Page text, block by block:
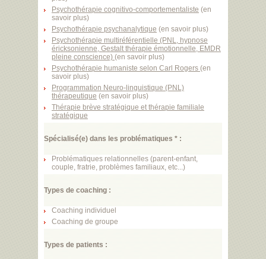
Psychothérapie cognitivo-comportementaliste (en
savoir plus)
Psychothérapie psychanalytique (en savoir plus)
Psychothérapie multiréférentielle (PNL, hypnose
éricksonienne, Gestalt thérapie émotionnelle, EMDR
pleine conscience) (en savoir plus)
Psychothérapie humaniste selon Carl Rogers (en
savoir plus)
Programmation Neuro-linguistique (PNL)
thérapeutique (en savoir plus)
Thérapie brève stratégique et thérapie familiale
stratégique
Spécialisé(e) dans les problématiques * :
Problématiques relationnelles (parent-enfant,
couple, fratrie, problèmes familiaux, etc...)
Types de coaching :
Coaching individuel
Coaching de groupe
Types de patients :